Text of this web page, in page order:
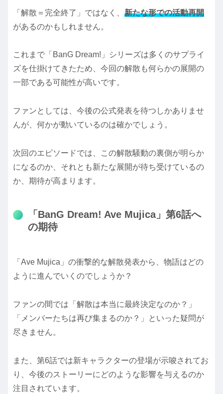
「解散＝完全終了」ではなく、 新たな形での活動再開
があるのかもしれません。
これまで「BanG Dream!」シリーズは多くのサプライ
ズを仕掛けてきたため、今回の解散も何らかの展開の
一部である可能性が高いです。
ファンとしては、今後の公式発表を待つしかありませ
んが、何かが動いているのは確かでしょう。
次回のエピソードでは、この解散騒動の裏側が明らか
になるのか、それとも新たな展開が待ち受けているの
か、期待が高まります。
「BanG Dream! Ave Mujica」第6話へ
の期待
「Ave Mujica」の衝撃的な解散発表から、物語はどの
ように進んでいくのでしょうか？
ファンの間では「解散は本当に最終決定なのか？」
「メンバーたちは再び集まるのか？」といった疑問が
尽きません。
また、第6話では新キャラクターの登場が示唆されてお
り、今後のストーリーにどのような影響を与えるのか
注目されています。